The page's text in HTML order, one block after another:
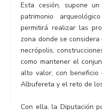
Esta cesión, supone
patrimonio
permitirá realizar las
zona donde se
necrópolis,
como mantener el
alto valor, con
Albufereta y el reto de
Con ella, la Diputación